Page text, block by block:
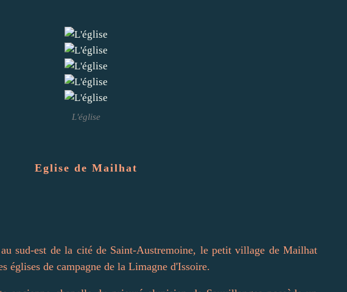
L'église
Eglise de Mailhat
sud-est de la cité de Saint-Austremoine, le petit village de Mailhat
églises de campagne de la Limagne d'Issoire.